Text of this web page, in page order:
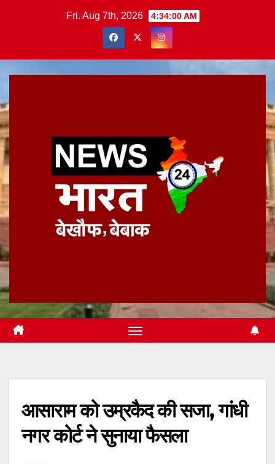
Fri. Aug 7th, 2026 4:34:00 AM
आसाराम को उम्रकैद की सजा, गांधी
नगर कोर्ट ने सुनाया फैसला